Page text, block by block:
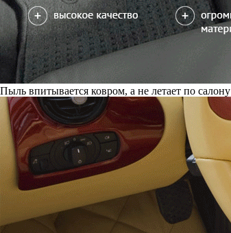
Пыль впитывается ковром, а не летает по салону